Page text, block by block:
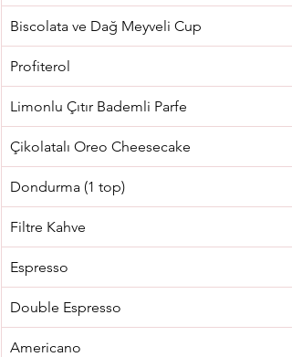
Biscolata ve Dağ Meyveli Cup
Profiterol
Limonlu Çıtır Bademli Parfe
Çikolatalı Oreo Cheesecake
Dondurma (1 top)
Filtre Kahve
Espresso
Double Espresso
Americano